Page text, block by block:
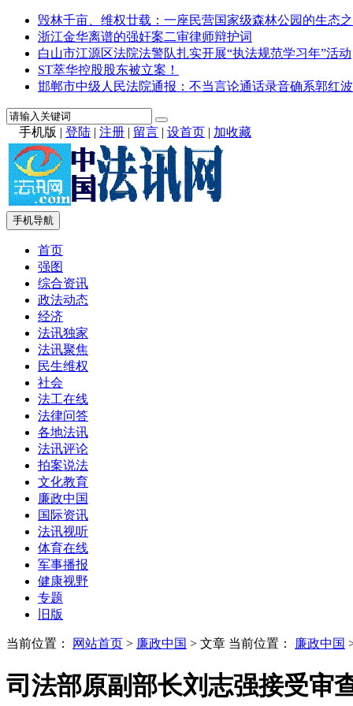
毁林千亩、维权廿载：一座民营国家级森林公园的生态
浙江金华离谱的强奸案二审律师辩护词
白山市江源区法院法警队扎实开展“执法规范学习年”活动
ST萃华控股股东被立案！
邯郸市中级人民法院通报：不当言论通话录音确系郭红
手机版 | 登陆 | 注册 | 留言 | 设首页 | 加收藏
手机导航
首页
强图
综合资讯
政法动态
经济
法讯独家
法讯聚焦
民生维权
社会
法工在线
法律问答
各地法讯
法讯评论
拍案说法
文化教育
廉政中国
国际资讯
法讯视听
体育在线
军事播报
健康视野
专题
旧版
当前位置： 网站首页 > 廉政中国 > 文章 当前位置： 廉政中国
司法部原副部长刘志强接受审